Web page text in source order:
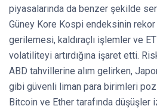
piyasalarında da benzer şekilde
Güney Kore Kospi endeksinin
gerilemesi, kaldıraçlı işlemler ve
volatiliteyi artırdığına işaret etti.
ABD tahvillerine alım gelirken,
gibi güvenli liman para birimleri
Bitcoin ve Ether tarafında düşüşler